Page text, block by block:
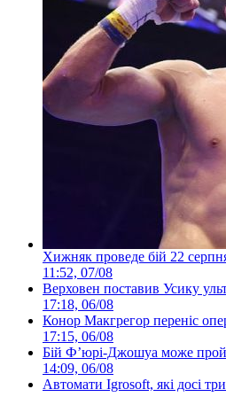
Хижняк проведе бій 22
11:52, 07/08
Верховен поставив Усику
17:18, 06/08
Конор Макгрегор переніс
17:15, 06/08
Бій Ф’юрі-Джошуа може
14:09, 06/08
Автомати Igrosoft, які досі